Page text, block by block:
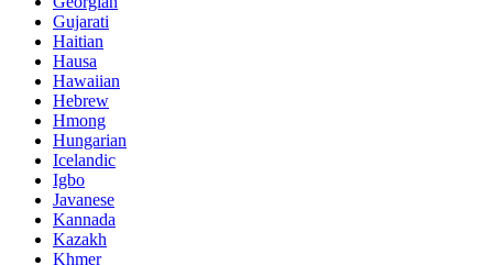
Gujarati
Haitian
Hausa
Hawaiian
Hebrew
Hmong
Hungarian
Icelandic
Igbo
Javanese
Kannada
Kazakh
Khmer